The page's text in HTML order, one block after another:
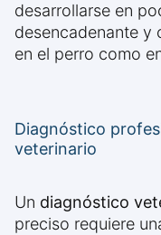
desarrollarse en
desencadenante y
en el perro como
Diagnóstico
veterinario
Un diagnóstico
preciso requiere